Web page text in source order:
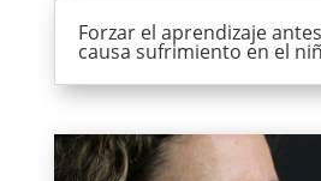
Forzar el aprendizaje
causa sufrimiento en el